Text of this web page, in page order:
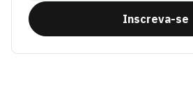
Inscreva-se